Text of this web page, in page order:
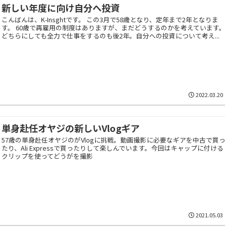
新しい年度に向け自分へ投資
こんばんは、K-Insghtです。 この3月で58歳となり、定年まで2年となりま
す。 60歳で再雇用の制度はありますが、まだどうするのかを考えています。
どちらにしても全力で仕事をするのも後2年。自分への投資について考え...
2022.03.20
単身赴任オヤジの新しいVlogギア
57歳の単身赴任オヤジのがVlogに挑戦。動画撮影に必要なギアを中古で買っ
たり、Ali Expressで買ったりして楽しんでいます。今回はキャップに付ける
クリップを使ってどうがを撮影
2021.05.03